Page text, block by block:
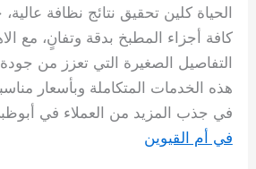
الحياة كلين تحقيق نتائج نظافة
كافة أجزاء المطبخ بدقة وتفانٍ، مع
التفاصيل الصغيرة التي تعزز من
هذه الخدمات المتكاملة وبأسعار
في جذب المزيد من العملاء في
في أم القيوين